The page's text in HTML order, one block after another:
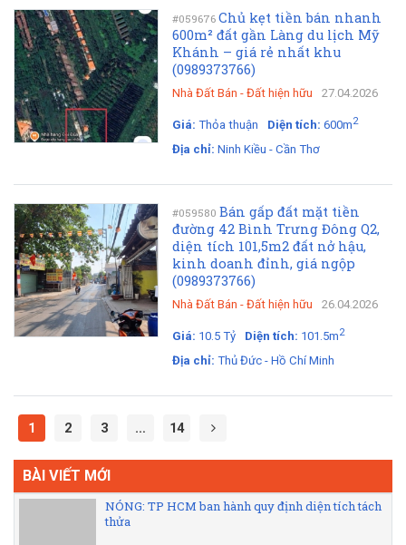
#059676 Chủ kẹt tiền bán nhanh
600m² đất gần Làng du lịch Mỹ
Khánh – giá rẻ nhất khu
(0989373766)
Nhà Đất Bán - Đất hiện hữu 27.04.2026
Giá: Thỏa thuận Diện tích: 600m2
Địa chỉ: Ninh Kiều - Cần Thơ
#059580 Bán gấp đất mặt tiền
đường 42 Bình Trưng Đông Q2,
diện tích 101,5m2 đất nở hậu,
kinh doanh đỉnh, giá ngộp
(0989373766)
Nhà Đất Bán - Đất hiện hữu 26.04.2026
Giá: 10.5 Tỷ Diện tích: 101.5m2
Địa chỉ: Thủ Đức - Hồ Chí Minh
1 2 3 … 14
BÀI VIẾT MỚI
NÓNG: TP HCM ban hành quy định diện tích tách
thửa